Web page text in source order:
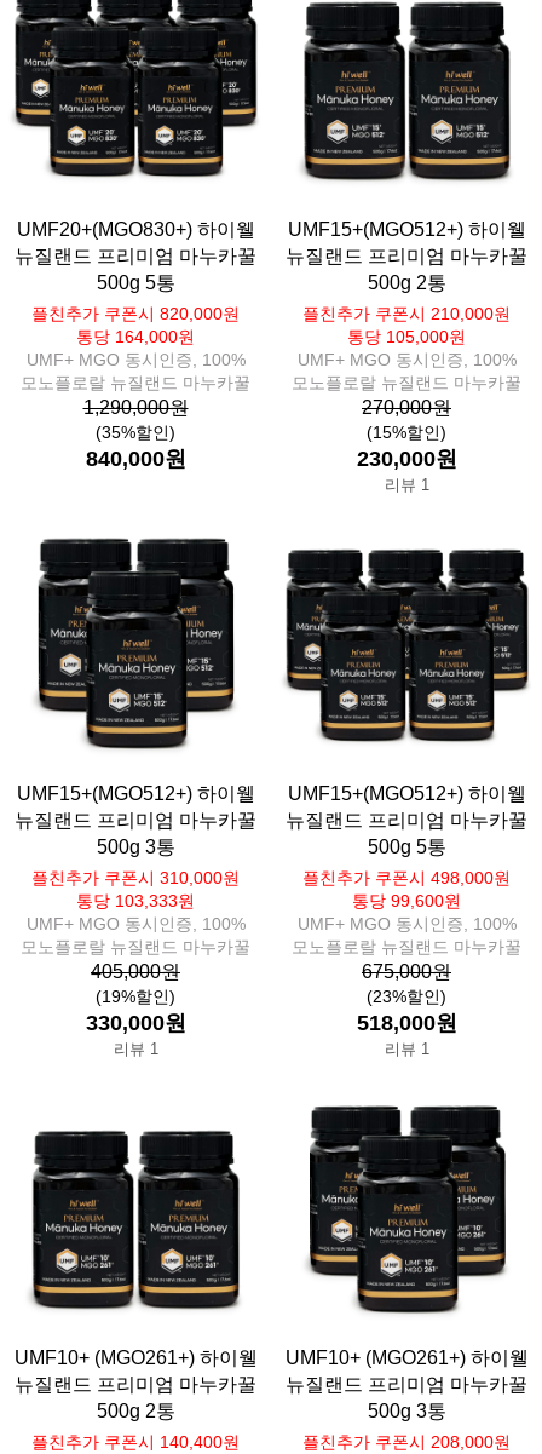
UMF20+(MGO830+) 하이웰
뉴질랜드 프리미엄 마누카꿀
500g 5통
플친추가 쿠폰시 820,000원
통당 164,000원
UMF+ MGO 동시인증, 100%
모노플로랄 뉴질랜드 마누카꿀
1,290,000원
(35%할인)
840,000원
UMF15+(MGO512+) 하이웰
뉴질랜드 프리미엄 마누카꿀
500g 2통
플친추가 쿠폰시 210,000원
통당 105,000원
UMF+ MGO 동시인증, 100%
모노플로랄 뉴질랜드 마누카꿀
270,000원
(15%할인)
230,000원
리뷰 1
UMF15+(MGO512+) 하이웰
뉴질랜드 프리미엄 마누카꿀
500g 3통
플친추가 쿠폰시 310,000원
통당 103,333원
UMF+ MGO 동시인증, 100%
모노플로랄 뉴질랜드 마누카꿀
405,000원
(19%할인)
330,000원
리뷰 1
UMF15+(MGO512+) 하이웰
뉴질랜드 프리미엄 마누카꿀
500g 5통
플친추가 쿠폰시 498,000원
통당 99,600원
UMF+ MGO 동시인증, 100%
모노플로랄 뉴질랜드 마누카꿀
675,000원
(23%할인)
518,000원
리뷰 1
UMF10+ (MGO261+) 하이웰
뉴질랜드 프리미엄 마누카꿀
500g 2통
플친추가 쿠폰시 140,400원
UMF10+ (MGO261+) 하이웰
뉴질랜드 프리미엄 마누카꿀
500g 3통
플친추가 쿠폰시 208,000원